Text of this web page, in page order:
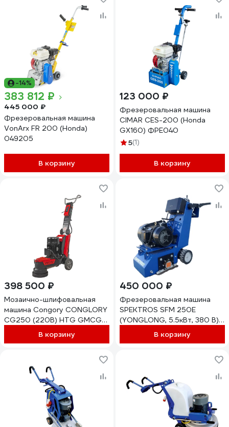
-14%
383 812 ₽
445 000 ₽
Фрезеровальная машина
VonArx FR 200 (Honda)
049205
В корзину
123 000 ₽
Фрезеровальная машина
CIMAR CES-200 (Honda
GX160) ФРЕ040
5(1)
В корзину
398 500 ₽
Мозаично-шлифовальная
машина Congory CONGLORY
CG250 (220В) HTG GMCG-
В корзину
450 000 ₽
Фрезеровальная машина
SPEKTROS SFM 250Е
(YONGLONG, 5.5кВт, 380 В) с
гидравлическим
управлением 57359
В корзину